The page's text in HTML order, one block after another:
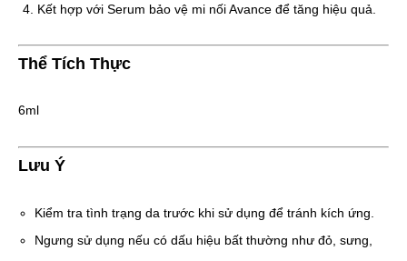
Kết hợp với Serum bảo vệ mi nối Avance để tăng hiệu quả.
Thể Tích Thực
6ml
Lưu Ý
Kiểm tra tình trạng da trước khi sử dụng để tránh kích ứng.
Ngưng sử dụng nếu có dấu hiệu bất thường như đỏ, sưng,